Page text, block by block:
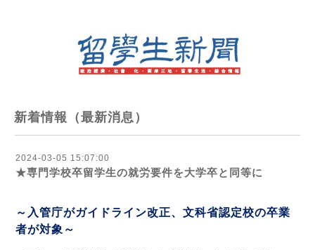
新着情報（最新消息）
2024-03-05 15:07:00
★専門学校卒留学生の就労要件を大学卒と同等に
～入管庁がガイドライン改正、文科省認定校の卒業
者が対象～